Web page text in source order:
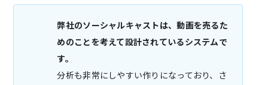
弊社のソーシャルキャストは、動画を売るた
めのことを考えて設計されているシステムで
す。
分析も非常にしやすい作りになっており、さ